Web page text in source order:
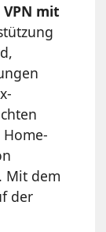
mit
Mit dem
der